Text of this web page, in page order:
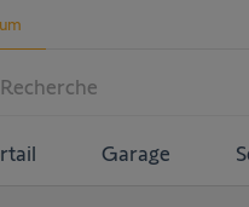
Garage